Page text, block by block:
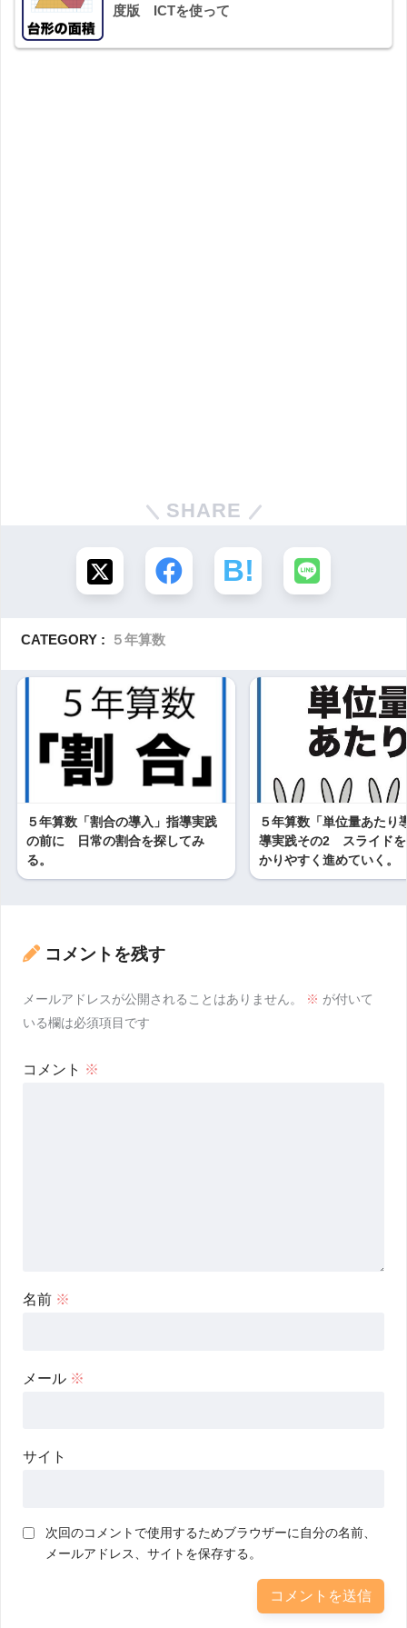
度版 ICTを使って
SHARE
CATEGORY : ５年算数
５年算数「割合の導入」指導実践
の前に 日常の割合を探してみ
る。
５年算数「単位量あたり
導実践その2 スライドを
かりやすく進めていく。
コメントを残す
メールアドレスが公開されることはありません。 ※ が付いて
いる欄は必須項目です
コメント ※
名前 ※
メール ※
サイト
次回のコメントで使用するためブラウザーに自分の名前、
メールアドレス、サイトを保存する。